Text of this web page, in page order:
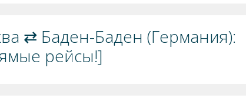
⇄ Баден-Баден (Германия):
рейсы!]